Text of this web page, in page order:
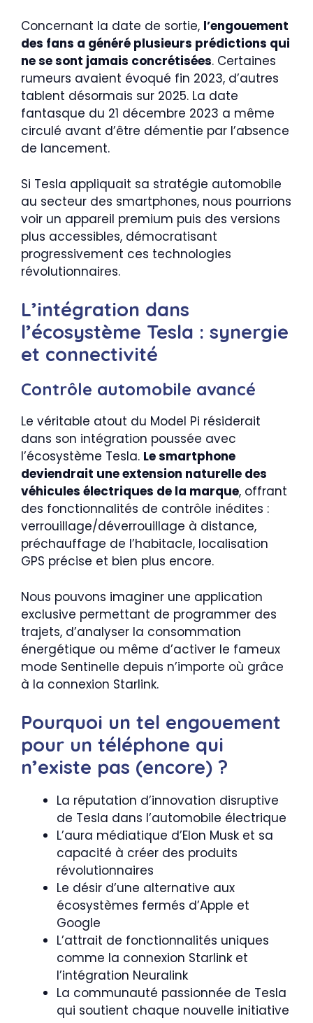
Concernant la date de sortie, l’engouement
des fans a généré plusieurs prédictions qui
ne se sont jamais concrétisées. Certaines
rumeurs avaient évoqué fin 2023, d’autres
tablent désormais sur 2025. La date
fantasque du 21 décembre 2023 a même
circulé avant d’être démentie par l’absence
de lancement.
Si Tesla appliquait sa stratégie automobile
au secteur des smartphones, nous pourrions
voir un appareil premium puis des versions
plus accessibles, démocratisant
progressivement ces technologies
révolutionnaires.
L’intégration dans
l’écosystème Tesla : synergie
et connectivité
Contrôle automobile avancé
Le véritable atout du Model Pi résiderait
dans son intégration poussée avec
l’écosystème Tesla. Le smartphone
deviendrait une extension naturelle des
véhicules électriques de la marque, offrant
des fonctionnalités de contrôle inédites :
verrouillage/déverrouillage à distance,
préchauffage de l’habitacle, localisation
GPS précise et bien plus encore.
Nous pouvons imaginer une application
exclusive permettant de programmer des
trajets, d’analyser la consommation
énergétique ou même d’activer le fameux
mode Sentinelle depuis n’importe où grâce
à la connexion Starlink.
Pourquoi un tel engouement
pour un téléphone qui
n’existe pas (encore) ?
La réputation d’innovation disruptive
de Tesla dans l’automobile électrique
L’aura médiatique d’Elon Musk et sa
capacité à créer des produits
révolutionnaires
Le désir d’une alternative aux
écosystèmes fermés d’Apple et
Google
L’attrait de fonctionnalités uniques
comme la connexion Starlink et
l’intégration Neuralink
La communauté passionnée de Tesla
qui soutient chaque nouvelle initiative